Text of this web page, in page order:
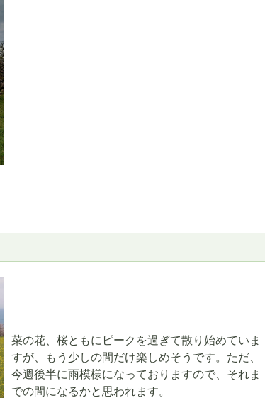
菜の花、桜ともにピークを過ぎて散り始めていま
すが、もう少しの間だけ楽しめそうです。ただ、
今週後半に雨模様になっておりますので、それま
での間になるかと思われます。